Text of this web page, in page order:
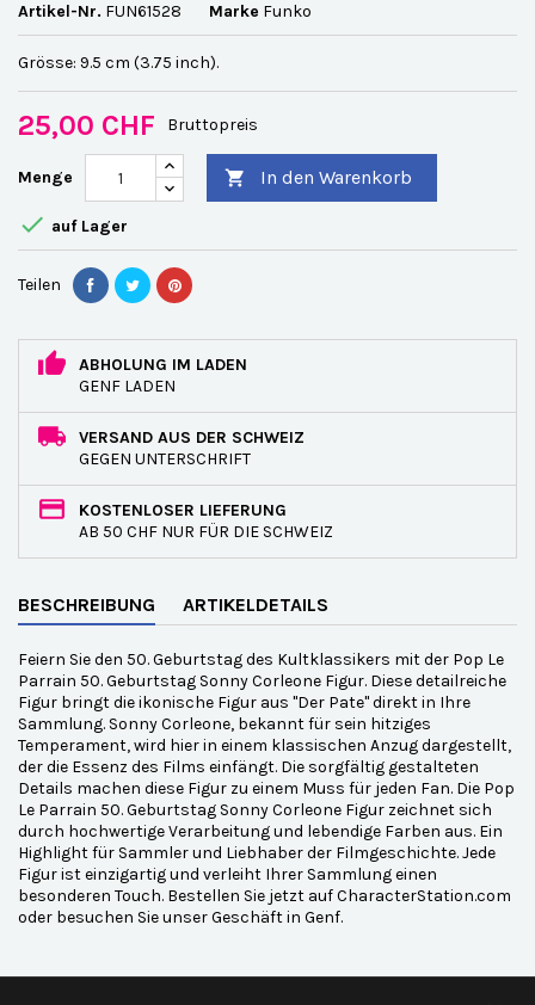
Artikel-Nr. FUN61528 Marke Funko
Grösse: 9.5 cm (3.75 inch).
25,00 CHF Bruttopreis
Menge  In den Warenkorb
 auf Lager
Teilen
ABHOLUNG IM LADEN
GENF LADEN
VERSAND AUS DER SCHWEIZ
GEGEN UNTERSCHRIFT
KOSTENLOSER LIEFERUNG
AB 50 CHF NUR FÜR DIE SCHWEIZ
BESCHREIBUNG ARTIKELDETAILS
Feiern Sie den 50. Geburtstag des Kultklassikers mit der Pop Le
Parrain 50. Geburtstag Sonny Corleone Figur. Diese detailreiche
Figur bringt die ikonische Figur aus "Der Pate" direkt in Ihre
Sammlung. Sonny Corleone, bekannt für sein hitziges
Temperament, wird hier in einem klassischen Anzug dargestellt,
der die Essenz des Films einfängt. Die sorgfältig gestalteten
Details machen diese Figur zu einem Muss für jeden Fan. Die Pop
Le Parrain 50. Geburtstag Sonny Corleone Figur zeichnet sich
durch hochwertige Verarbeitung und lebendige Farben aus. Ein
Highlight für Sammler und Liebhaber der Filmgeschichte. Jede
Figur ist einzigartig und verleiht Ihrer Sammlung einen
besonderen Touch. Bestellen Sie jetzt auf CharacterStation.com
oder besuchen Sie unser Geschäft in Genf.